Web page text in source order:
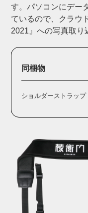
す。パソコンにデー
ているので、クラウ
2021』への写真取り
同梱物
ショルダーストラップ